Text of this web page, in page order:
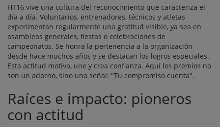
HT16 vive una cultura del reconocimiento que caracteriza el
día a día. Voluntarios, entrenadores, técnicos y atletas
experimentan regularmente una gratitud visible, ya sea en
asambleas generales, fiestas o celebraciones de
campeonatos. Se honra la pertenencia a la organización
desde hace muchos años y se destacan los logros especiales.
Esta actitud motiva, une y crea confianza. Aquí los premios no
son un adorno, sino una señal: "Tu compromiso cuenta".
Raíces e impacto: pioneros
con actitud